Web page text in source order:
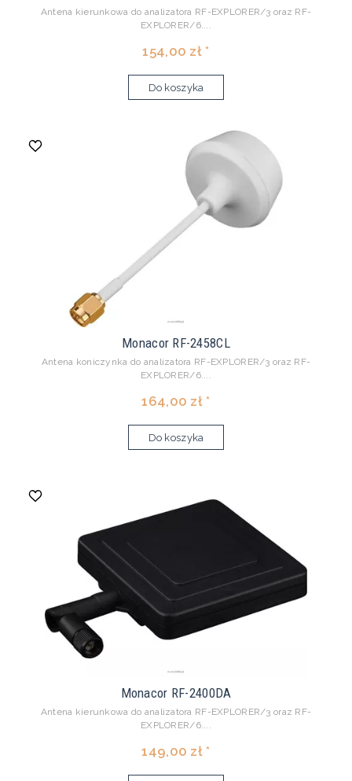
Antena kierunkowa do analizatora RF-EXPLORER/3 oraz RF-
EXPLORER/6....
154,00 zł *
Do koszyka
Monacor RF-2458CL
Antena koniczynka do analizatora RF-EXPLORER/3 oraz RF-
EXPLORER/6....
164,00 zł *
Do koszyka
Monacor RF-2400DA
Antena kierunkowa do analizatora RF-EXPLORER/3 oraz RF-
EXPLORER/6....
149,00 zł *